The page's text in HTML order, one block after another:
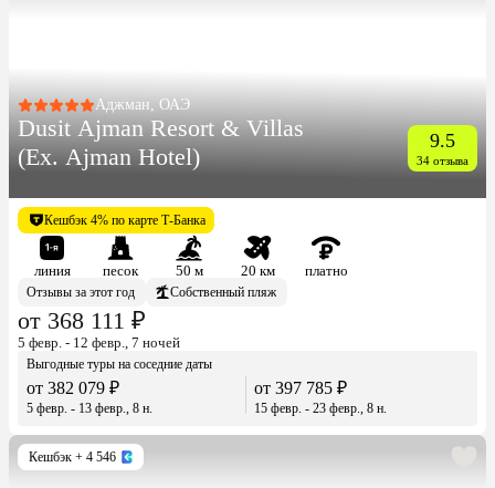
Аджман, ОАЭ
Dusit Ajman Resort & Villas
(Ex. Ajman Hotel)
9.5
34 отзыва
Кешбэк 4% по карте Т-Банка
линия песок 50 м 20 км
платно
Отзывы за этот год
Собственный пляж
от 368 111 ₽
5 февр. - 12 февр., 7 ночей
Выгодные туры на соседние даты
от 382 079 ₽
5 февр. - 13 февр., 8 н.
от 397 785 ₽
15 февр. - 23 февр., 8 н.
Кешбэк + 4 546